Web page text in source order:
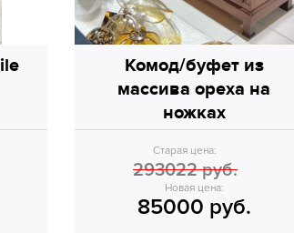
Комод/буфет из
массива ореха на
ножках
Старая цена:
293022 руб.
Новая цена:
85000 руб.